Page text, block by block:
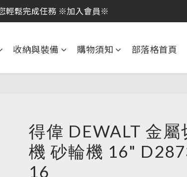
工具補貨趁現在！立即逛活動商品
輕鬆完成任務 ※加入會員※
收納與裝備 購物須知 部落格首頁
得偉 DEWALT 金屬
機 砂輪機 16"
16